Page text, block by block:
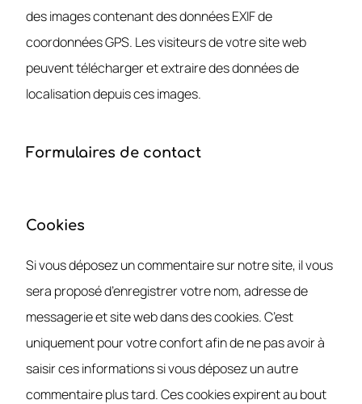
des images contenant des données EXIF de
coordonnées GPS. Les visiteurs de votre site web
peuvent télécharger et extraire des données de
localisation depuis ces images.
Formulaires de contact
Cookies
Si vous déposez un commentaire sur notre site, il vous
sera proposé d’enregistrer votre nom, adresse de
messagerie et site web dans des cookies. C’est
uniquement pour votre confort afin de ne pas avoir à
saisir ces informations si vous déposez un autre
commentaire plus tard. Ces cookies expirent au bout